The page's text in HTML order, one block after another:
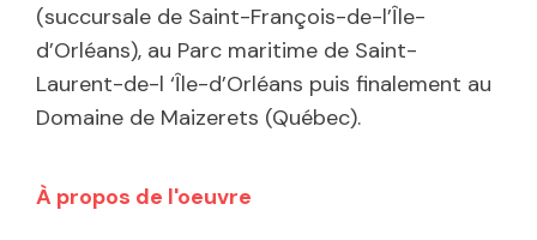
(succursale de Saint-François-de-l’Île-
d’Orléans), au Parc maritime de Saint-
Laurent-de-l ‘Île-d’Orléans puis finalement au
Domaine de Maizerets (Québec).
À propos de l'oeuvre